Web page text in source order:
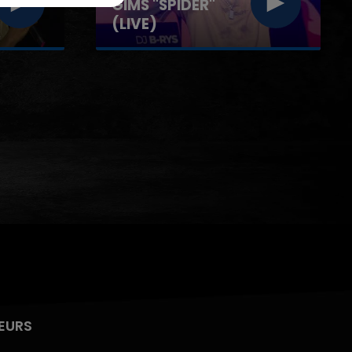
HELENA "SUMMER
BODY" (LIVE)